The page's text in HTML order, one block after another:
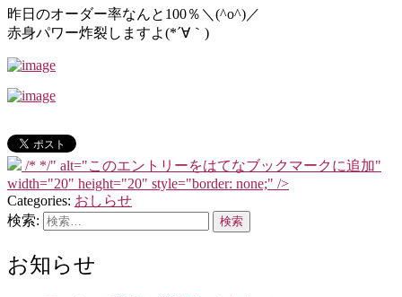
昨日のオーダー率なんと100％＼(^o^)／
赤身パワー炸裂しますよ(*´∀｀)
/* */" alt="このエントリーをはてなブックマークに追加"
width="20" height="20" style="border: none;" />
Categories: おしらせ
検索:
お知らせ